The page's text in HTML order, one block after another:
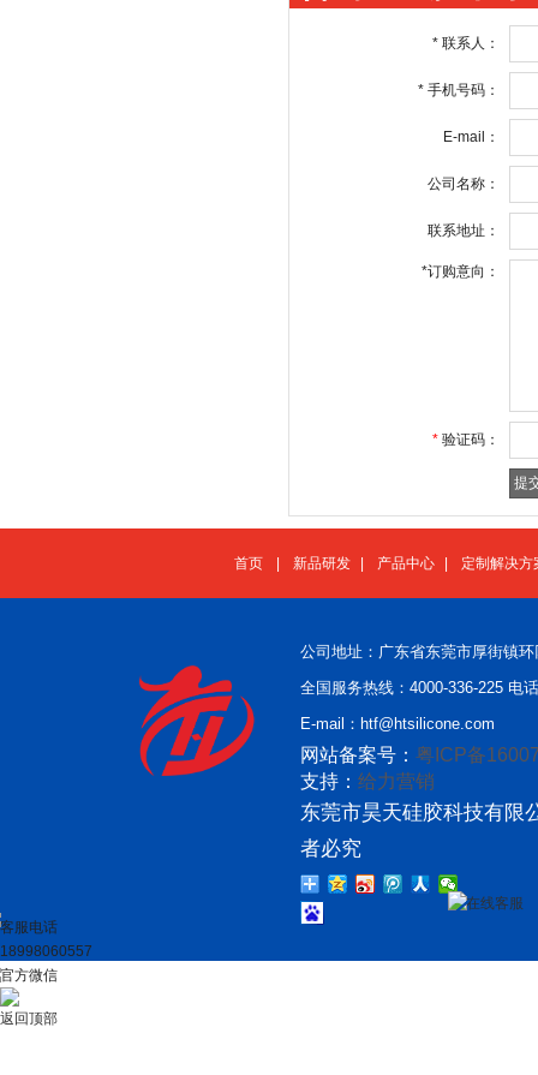
* 联系人：
* 手机号码：
E-mail：
公司名称：
联系地址：
*订购意向：
* 验证码：
首页 新品研发 产品中心 定制解决方
公司地址：广东省东莞市厚街镇
全国服务热线：4000-336-225 电
E-mail：htf@htsilicone.com
网站备案号： 粤ICP备
支持： 给力营销
东莞市昊天硅胶科技有限
者必究
在线客服
客服电话
18998060557
官方微信
返回顶部